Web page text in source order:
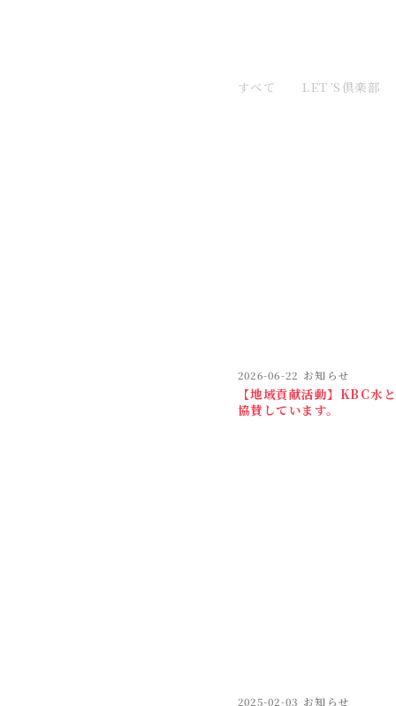
すべて LET’S倶楽部
2026-06-22 お知らせ
【地域貢献活動】KBC水
協賛しています。
2025-02-03 お知らせ